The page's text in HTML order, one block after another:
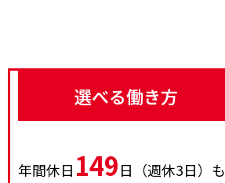
選べる働き方
年間休日 149日（週休3日）も